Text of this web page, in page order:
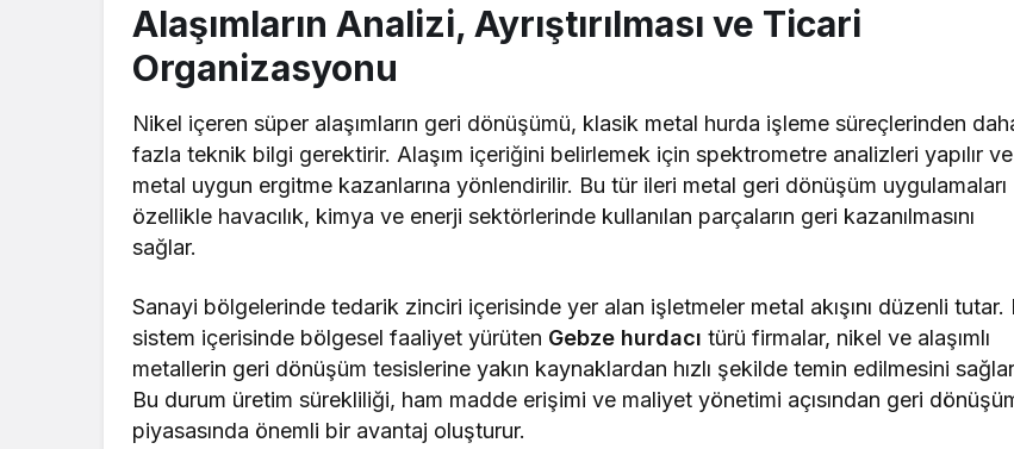
Alaşımların Analizi, Ayrıştırılması ve Ticari
Organizasyonu
Nikel içeren süper alaşımların geri dönüşümü, klasik metal hurda işleme süreçlerinden
fazla teknik bilgi gerektirir. Alaşım içeriğini belirlemek için spektrometre analizleri yapılır ve
metal uygun ergitme kazanlarına yönlendirilir. Bu tür ileri metal geri dönüşüm uygulamaları
özellikle havacılık, kimya ve enerji sektörlerinde kullanılan parçaların geri kazanılmasını
sağlar.
Sanayi bölgelerinde tedarik zinciri içerisinde yer alan işletmeler metal akışını düzenli tutar.
sistem içerisinde bölgesel faaliyet yürüten Gebze hurdacı türü firmalar, nikel ve alaşımlı
metallerin geri dönüşüm tesislerine yakın kaynaklardan hızlı şekilde temin edilmesini
Bu durum üretim sürekliliği, ham madde erişimi ve maliyet yönetimi açısından geri
piyasasında önemli bir avantaj oluşturur.